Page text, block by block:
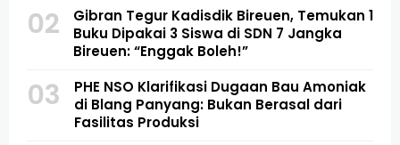
02
Gibran Tegur Kadisdik Bireuen, Temukan 1
Buku Dipakai 3 Siswa di SDN 7 Jangka
Bireuen: “Enggak Boleh!”
03
PHE NSO Klarifikasi Dugaan Bau Amoniak
di Blang Panyang: Bukan Berasal dari
Fasilitas Produksi